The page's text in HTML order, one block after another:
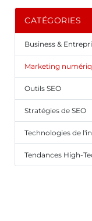
CATÉGORIES
Business &
Marketing
Outils SEO
Stratégies de SEO
Technologies de
Tendances High-